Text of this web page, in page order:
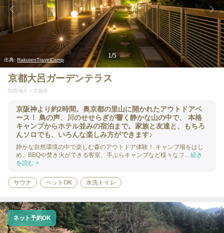
出典: RakutenTravelCamp
1/5
京都大呂ガーデンテラス
関西地方 京都府
京阪神より約2時間。奥京都の里山に開かれたアウトドアベ
ース！ 鳥の声、川のせせらぎが響く静かな山の中で、 本格
キャンプからホテル並みの宿泊まで。家族と友達と、もちろ
んソロでも、いろんな楽しみ方ができます♪
静かな自然環境の中で楽しむ森のアウトドア体験！ キャンプ場をはじ
め、BBQや焚き火ができる客室、手ぶらキャンプなど様々なフ... 続き
を読む >
サウナ ペットOK 水洗トイレ
ネット予約OK